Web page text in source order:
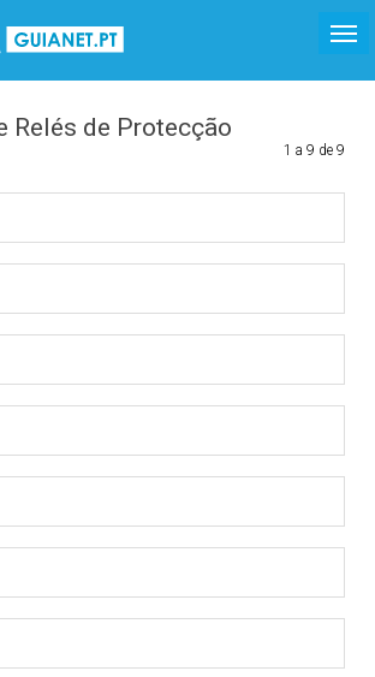
Relés de Protecção
1 a 9 de 9